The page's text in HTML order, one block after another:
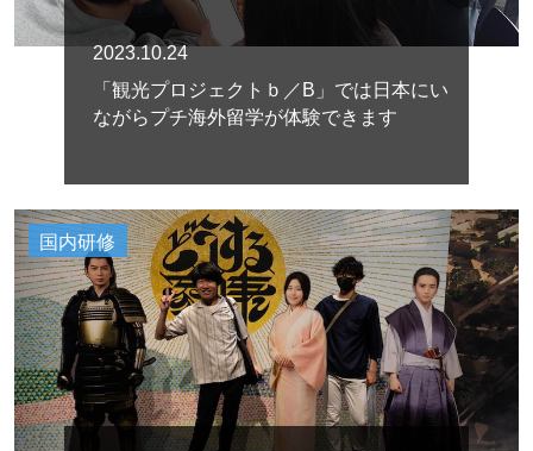
2023.10.24
「観光プロジェクトｂ／B」では日本にい
ながらプチ海外留学が体験できます
国内研修